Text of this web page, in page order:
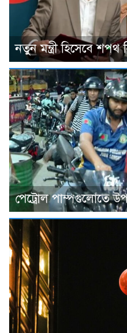
নতুন মন্ত্রী হিসেবে
পেট্রোল পাম্পগুলোতে